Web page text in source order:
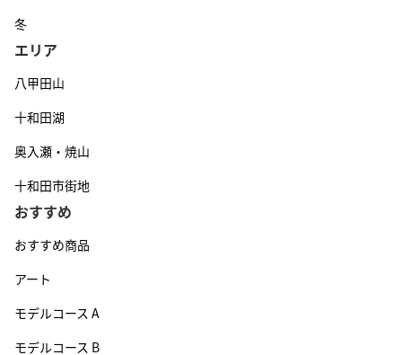
冬
エリア
八甲田山
十和田湖
奥入瀬・焼山
十和田市街地
おすすめ
おすすめ商品
アート
モデルコース A
モデルコース B